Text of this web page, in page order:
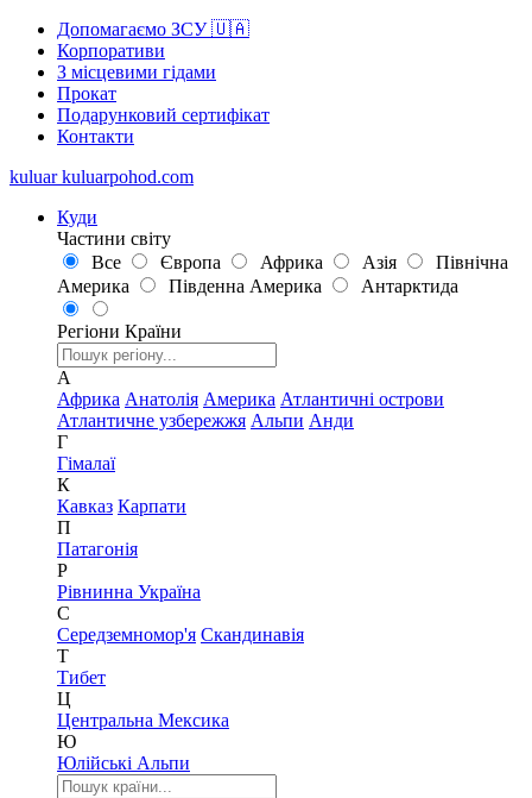
Допомагаємо ЗСУ 🇺🇦
Корпоративи
З місцевими гідами
Прокат
Подарунковий сертифікат
Контакти
kuluar kuluarpohod.com
Куди
Частини світу
Все
Європа Африка Азія
Північна
Америка
Південна Америка Антарктида
Регіони Країни
А
Африка Анатолія Америка Атлантичні острови
Атлантичне узбережжя Альпи Анди
Г
Гімалаї
К
Кавказ Карпати
П
Патагонія
Р
Рівнинна Україна
С
Середземномор'я Скандинавія
Т
Тибет
Ц
Центральна Мексика
Ю
Юлійські Альпи